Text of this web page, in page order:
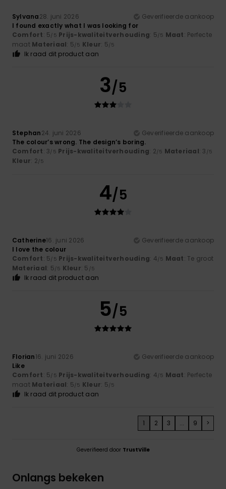
Sylvana28. juni 2026
Geverifieerde aankoop
I found exactly what I was looking for
Comfort: 5/5 Prijs-kwaliteitverhouding: 5/5 Maat: Perfecte
maat Materiaal: 5/5 Kleur: 5/5
Ik raad dit product aan
3/5
Stephan24. juni 2026
Geverifieerde aankoop
The colour’s wrong. The design’s boring.
Comfort: 3/5 Prijs-kwaliteitverhouding: 2/5 Materiaal: 3 /5
Kleur: 2/5
4/5
Catherine16. juni 2026
Geverifieerde aankoop
I love the colour
Comfort: 5/5 Prijs-kwaliteitverhouding: 4/5 Maat: Te groot
Materiaal: 5/5 Kleur: 5 /5
Ik raad dit product aan
5/5
Florian16. juni 2026
Geverifieerde aankoop
Like
Comfort: 5/5 Prijs-kwaliteitverhouding: 4/5 Maat: Perfecte
maat Materiaal: 5/5 Kleur: 5/5
Ik raad dit product aan
1 2 3 ... 9 >
Geverifieerd door TrustVille
Onlangs bekeken